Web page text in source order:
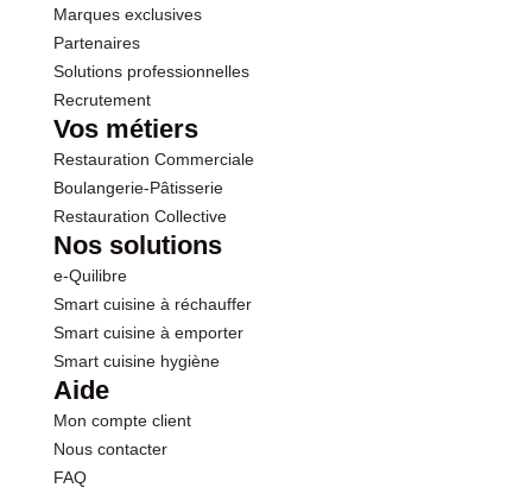
Marques exclusives
Partenaires
Solutions professionnelles
Recrutement
Vos métiers
Restauration Commerciale
Boulangerie-Pâtisserie
Restauration Collective
Nos solutions
e-Quilibre
Smart cuisine à réchauffer
Smart cuisine à emporter
Smart cuisine hygiène
Aide
Mon compte client
Nous contacter
FAQ